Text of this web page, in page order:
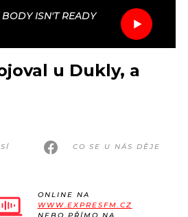
ISN'T READY
u Dukly, a
CO SE U NÁS DĚJE
ONLINE NA
WWW.EXPRESFM.CZ